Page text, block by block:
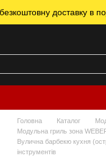
доставку в
Головна Каталог
Модульна гриль зона
Вулична барбекю кухня
інструментів